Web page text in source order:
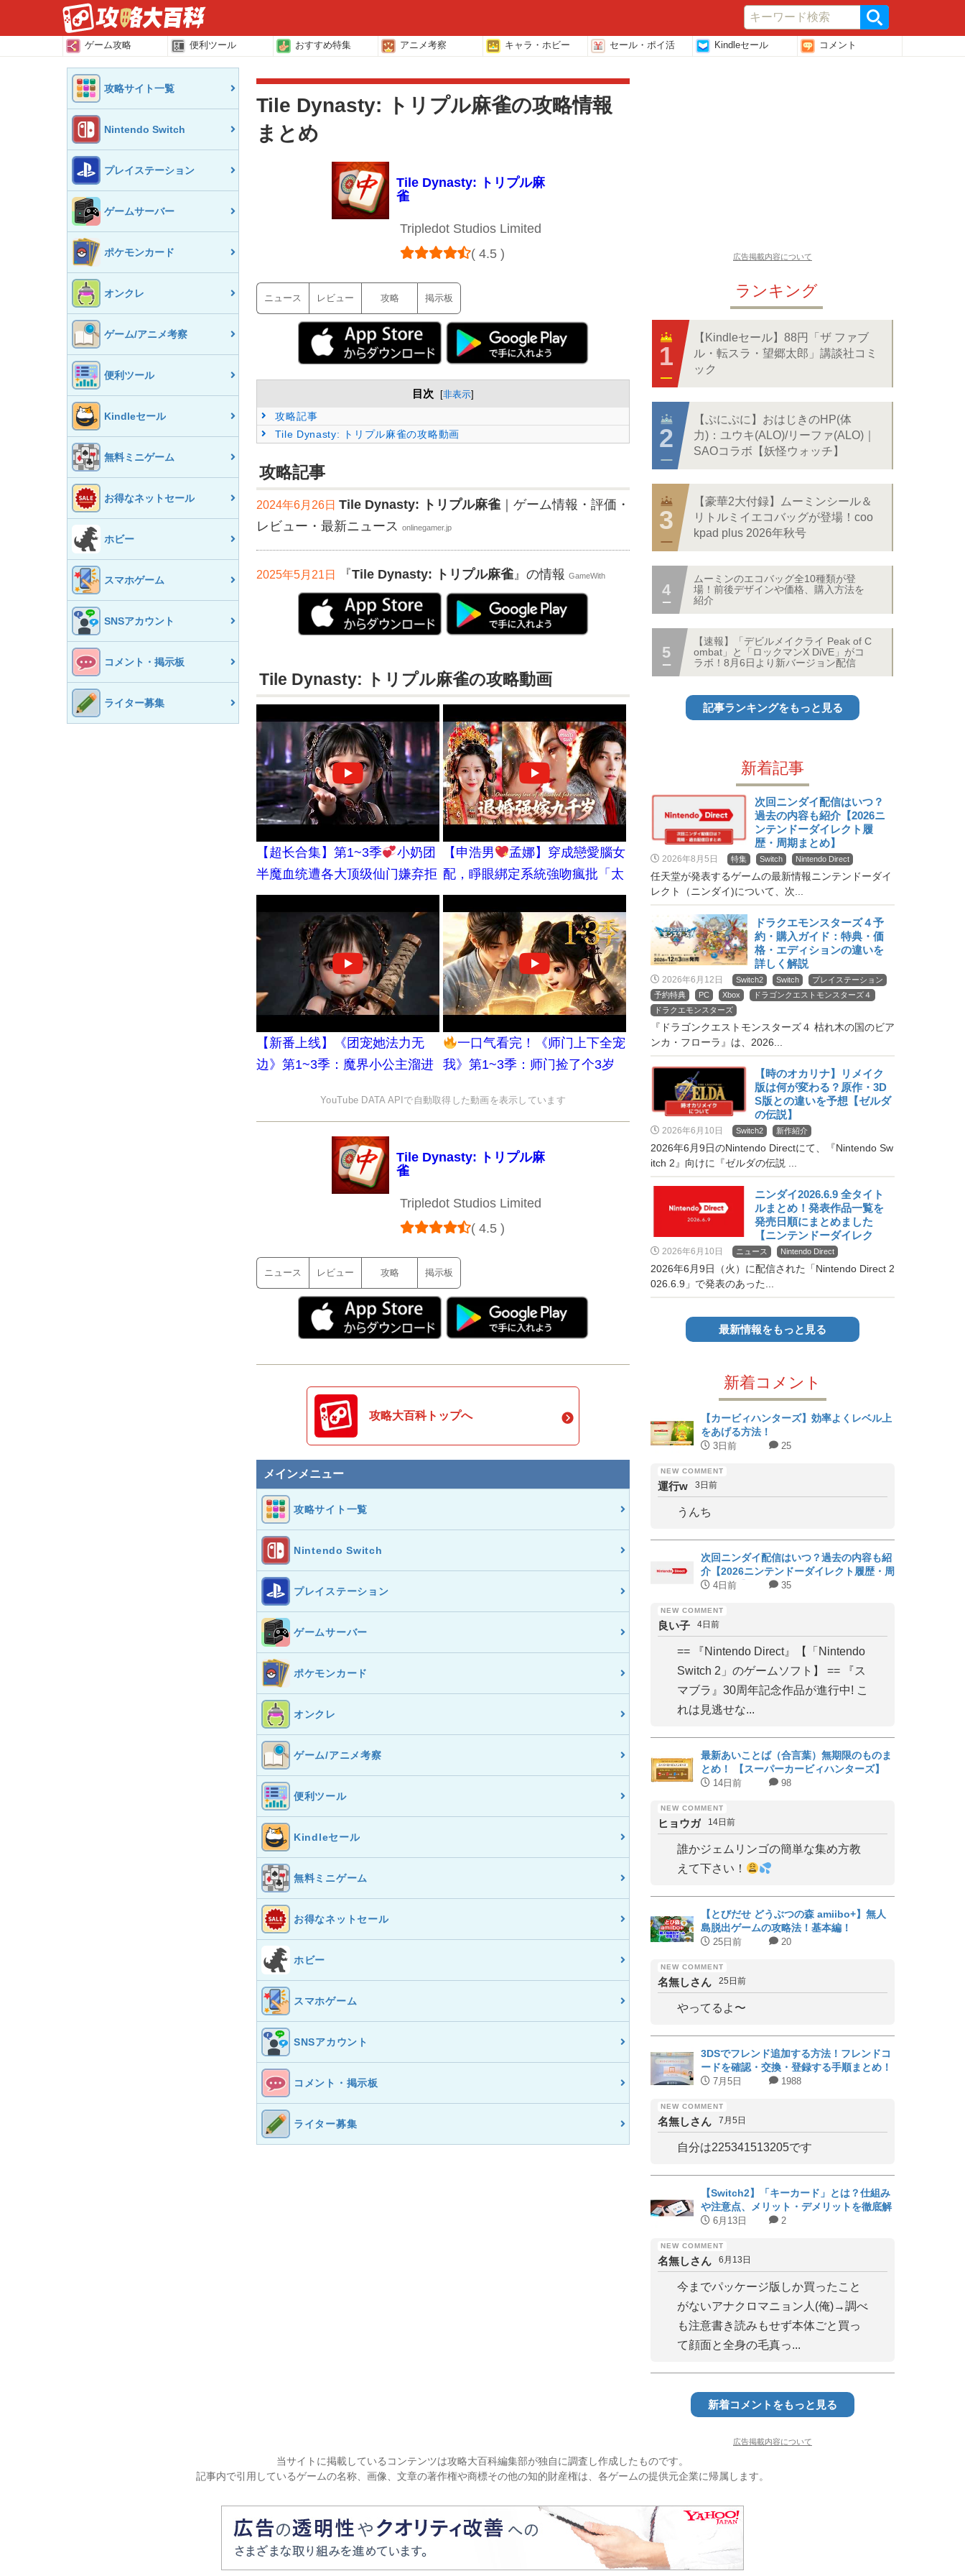
ゲーム攻略 便利ツール おすすめ特集 アニメ考察 キャラ・ホビー セール・ポイ活 Kindleセール コメント
攻略サイト一覧
Nintendo Switch
プレイステーション
ゲームサーバー
ポケモンカード
オンクレ
ゲーム/アニメ考察
便利ツール
Kindleセール
無料ミニゲーム
お得なネットセール
ホビー
スマホゲーム
SNSアカウント
コメント・掲示板
ライター募集
Tile Dynasty: トリプル麻雀の攻略情報
まとめ
Tile Dynasty: トリプル麻
雀
Tripledot Studios Limited
( 4.5 )
ニュース レビュー 攻略 掲示板
目次 [非表示]
攻略記事
Tile Dynasty: トリプル麻雀の攻略動画
攻略記事
2024年6月26日 Tile Dynasty: トリプル麻雀 ｜ゲーム情報・評価・
レビュー・最新ニュース onlinegamer.jp
2025年5月21日 『Tile Dynasty: トリプル麻雀』の情報 GameWith
Tile Dynasty: トリプル麻雀の攻略動画
【超长合集】第1~3季
小奶团
半魔血统遭各大顶级仙门嫌弃拒
收，走投无路被破败穷酸剑宗收
留，意外觉醒万年罕见混沌灵根
丨MULTISUB
【申浩男
孟娜】穿成戀愛腦女
配，睜眼綁定系統強吻瘋批「太
監」續命——誰知他被她撩動真
心，後來為她撕碎龍袍奪位封
后：吻了朕，這輩子別想跑！
【新番上线】《团宠她法力无
边》第1~3季：魔界小公主溜进
一遇，修行快得像开了挂，暗地
那群师兄！全集 MULTI SUB
一口气看完！《师门上下全宠
我》第1~3季：师门捡了个3岁
教，修炼飞快但花钱更飞快全宗
YouTube DATA APIで自動取得した動画を表示しています
Tile Dynasty: トリプル麻
雀
Tripledot Studios Limited
( 4.5 )
ニュース レビュー 攻略 掲示板
攻略大百科トップへ
メインメニュー
攻略サイト一覧
Nintendo Switch
プレイステーション
ゲームサーバー
ポケモンカード
オンクレ
ゲーム/アニメ考察
便利ツール
Kindleセール
無料ミニゲーム
お得なネットセール
ホビー
スマホゲーム
SNSアカウント
コメント・掲示板
ライター募集
広告掲載内容について
ランキング
【Kindleセール】88円「ザ ファブ
ル・転スラ・望郷太郎」講談社コミ
ック
【ぷにぷに】おはじきのHP(体
力)：ユウキ(ALO)/リーファ(ALO)｜
SAOコラボ【妖怪ウォッチ】
【豪華2大付録】ムーミンシール＆
リトルミイエコバッグが登場！coo
kpad plus 2026年秋号
ムーミンのエコバッグ全10種類が登
場！前後デザインや価格、購入方法を
紹介
【速報】「デビルメイクライ Peak of C
ombat」と「ロックマンX DiVE」がコ
ラボ！8月6日より新バージョン配信
記事ランキングをもっと見る
新着記事
次回ニンダイ配信はいつ？
過去の内容も紹介【2026ニ
ンテンドーダイレクト履
歴・周期まとめ】
2026年8月5日 特集 Switch Nintendo Direct
任天堂が発表するゲームの最新情報ニンテンドーダイ
レクト（ニンダイ)について、次...
ドラクエモンスターズ４予
約・購入ガイド：特典・価
格・エディションの違いを
詳しく解説
2026年6月12日 Switch2 Switch
プレイステーション
予約特典
PC Xbox
ドラゴンクエストモンスターズ４
ドラクエモンスターズ
『ドラゴンクエストモンスターズ４ 枯れ木の国のビア
ンカ・フローラ』は、2026...
【時のオカリナ】リメイク
版は何が変わる？原作・3D
S版との違いを予想【ゼルダ
の伝説】
2026年6月10日 Switch2 新作紹介
2026年6月9日のNintendo Directにて、『Nintendo Sw
itch 2』向けに『ゼルダの伝説 ...
ニンダイ2026.6.9 全タイト
ルまとめ！発表作品一覧を
発売日順にまとめました
【ニンテンドーダイレク
ト】
2026年6月10日 ニュース Nintendo Direct
2026年6月9日（火）に配信された「Nintendo Direct 2
026.6.9」で発表のあった...
最新情報をもっと見る
新着コメント
【カービィハンターズ】効率よくレベル上
をあげる方法！
3日前 25
運行w 3日前
うんち
次回ニンダイ配信はいつ？過去の内容も紹
介【2026ニンテンドーダイレクト履歴・周
期まとめ】
4日前 35
良い子 4日前
== 『Nintendo Direct』【「Nintendo
Switch 2」のゲームソフト】 == 『ス
マブラ』30周年記念作品が進行中! こ
れは見逃せな...
最新あいことば（合言葉）無期限のものま
とめ！ 【スーパーカービィハンターズ】
14日前 98
ヒョウガ 14日前
誰かジェムリンゴの簡単な集め方教
えて下さい！
【とびだせ どうぶつの森 amiibo+】無人
島脱出ゲームの攻略法！基本編！
25日前 20
名無しさん 25日前
やってるよ〜
3DSでフレンド追加する方法！フレンドコ
ードを確認・交換・登録する手順まとめ！
7月5日 1988
名無しさん 7月5日
自分は225341513205です
【Switch2】「キーカード」とは？仕組み
や注意点、メリット・デメリットを徹底解
説｜対応タイトルまとめ
6月13日 2
名無しさん 6月13日
今までパッケージ版しか買ったこと
がないアナクロマニョン人(俺)→調べ
も注意書き読みもせず本体ごと買っ
て顔面と全身の毛真っ...
新着コメントをもっと見る
広告掲載内容について
当サイトに掲載しているコンテンツは攻略大百科編集部が独自に調査し作成したものです。
記事内で引用しているゲームの名称、画像、文章の著作権や商標その他の知的財産権は、各ゲームの提供元企業に帰属します。